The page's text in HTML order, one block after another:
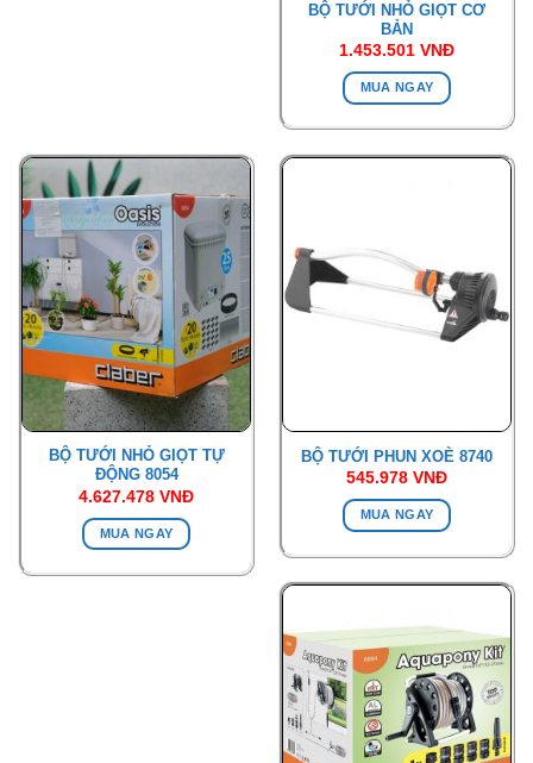
BỘ TƯỚI NHỎ GIỌT CƠ
BẢN
1.453.501 VNĐ
MUA NGAY
BỘ TƯỚI NHỎ GIỌT TỰ
ĐỘNG 8054
4.627.478 VNĐ
MUA NGAY
BỘ TƯỚI PHUN XOÈ 8740
545.978 VNĐ
MUA NGAY